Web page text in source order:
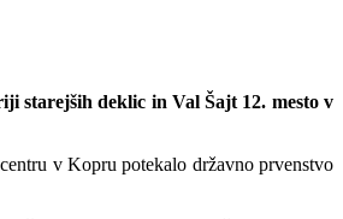
starejših deklic in Val Šajt 12. mesto v
v Kopru potekalo državno prvenstvo